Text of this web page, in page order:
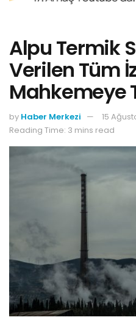
Alpu Termik
Verilen Tüm
Mahkemeye
by Haber Merkezi
15
Reading Time: 3 mins read